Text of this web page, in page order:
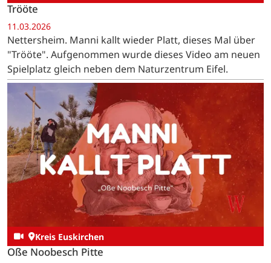
Trööte
11.03.2026
Nettersheim. Manni kallt wieder Platt, dieses Mal über
"Trööte". Aufgenommen wurde dieses Video am neuen
Spielplatz gleich neben dem Naturzentrum Eifel.
Kreis Euskirchen
Oße Noobesch Pitte